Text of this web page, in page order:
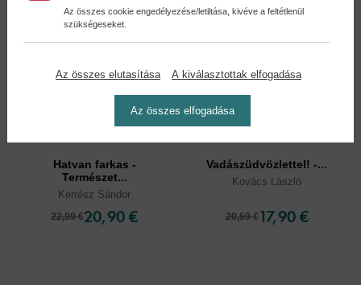
Hatvan farkas -
Természet...
Kertész Sándor
22,99 €20,90 €
Vadászüdvözlettel! -...
Kovács László
20,59 € 17,90 €
Az összes cookie engedélyezése/letiltása, kivéve a feltétlenül
szükségeseket.
Az összes elutasítása A kiválasztottak elfogadása
Az összes elfogadása